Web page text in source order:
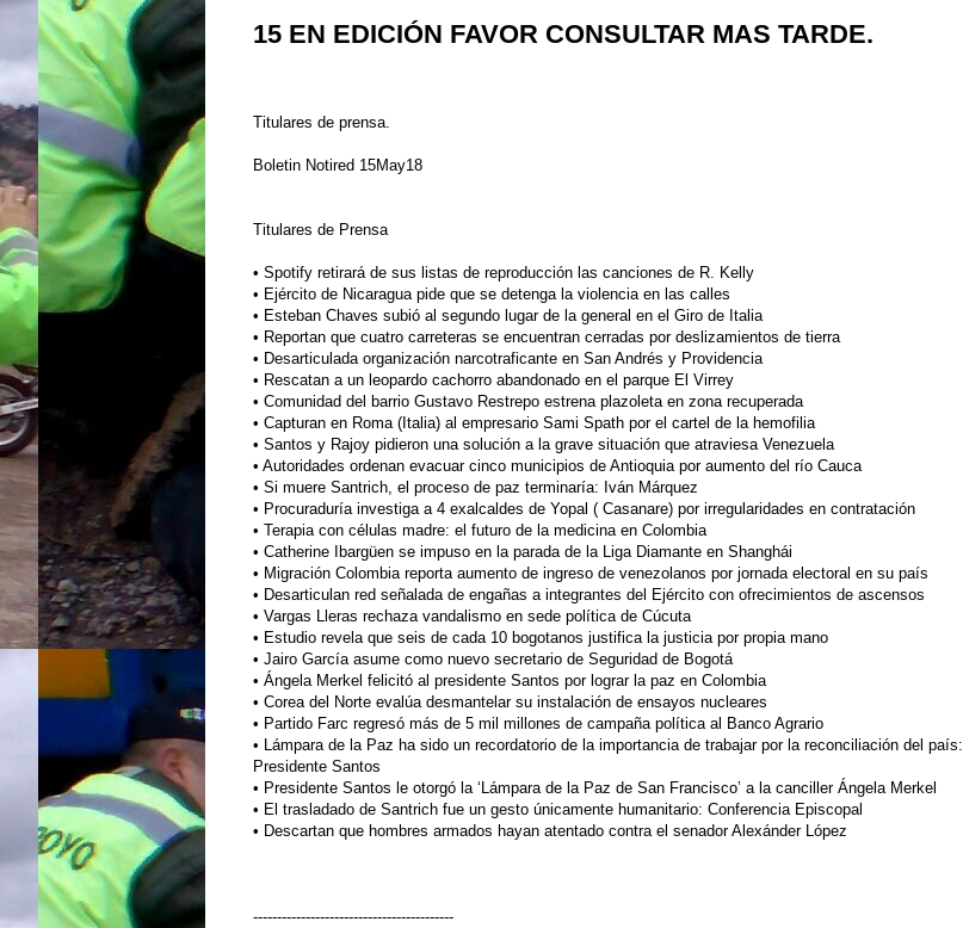
15 EN EDICIÓN FAVOR CONSULTAR MAS TARDE.
Titulares de prensa.
Boletin Notired 15May18
Titulares de Prensa
• Spotify retirará de sus listas de reproducción las canciones de R. Kelly
• Ejército de Nicaragua pide que se detenga la violencia en las calles
• Esteban Chaves subió al segundo lugar de la general en el Giro de Italia
• Reportan que cuatro carreteras se encuentran cerradas por deslizamientos de tierra
• Desarticulada organización narcotraficante en San Andrés y Providencia
• Rescatan a un leopardo cachorro abandonado en el parque El Virrey
• Comunidad del barrio Gustavo Restrepo estrena plazoleta en zona recuperada
• Capturan en Roma (Italia) al empresario Sami Spath por el cartel de la hemofilia
• Santos y Rajoy pidieron una solución a la grave situación que atraviesa Venezuela
• Autoridades ordenan evacuar cinco municipios de Antioquia por aumento del río Cauca
• Si muere Santrich, el proceso de paz terminaría: Iván Márquez
• Procuraduría investiga a 4 exalcaldes de Yopal ( Casanare) por irregularidades en contratación
• Terapia con células madre: el futuro de la medicina en Colombia
• Catherine Ibargüen se impuso en la parada de la Liga Diamante en Shanghái
• Migración Colombia reporta aumento de ingreso de venezolanos por jornada electoral en su país
• Desarticulan red señalada de engañas a integrantes del Ejército con ofrecimientos de ascensos
• Vargas Lleras rechaza vandalismo en sede política de Cúcuta
• Estudio revela que seis de cada 10 bogotanos justifica la justicia por propia mano
• Jairo García asume como nuevo secretario de Seguridad de Bogotá
• Ángela Merkel felicitó al presidente Santos por lograr la paz en Colombia
• Corea del Norte evalúa desmantelar su instalación de ensayos nucleares
• Partido Farc regresó más de 5 mil millones de campaña política al Banco Agrario
• Lámpara de la Paz ha sido un recordatorio de la importancia de trabajar por la reconciliación del país:
Presidente Santos
• Presidente Santos le otorgó la ‘Lámpara de la Paz de San Francisco’ a la canciller Ángela Merkel
• El trasladado de Santrich fue un gesto únicamente humanitario: Conferencia Episcopal
• Descartan que hombres armados hayan atentado contra el senador Alexánder López
------------------------------------------